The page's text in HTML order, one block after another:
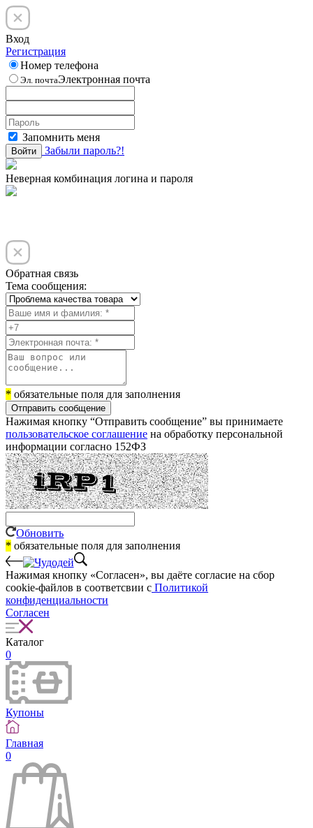
Вход
Регистрация
Номер телефона
Эл. почтаЭлектронная почта
Запомнить меня
Войти Забыли пароль?!
Неверная комбинация логина и пароля
Обратная связь
Тема сообщения:
* обязательные поля для заполнения
Отправить сообщение
Нажимая кнопку “Отправить сообщение” вы принимаете
пользовательское соглашение на обработку персональной
информации согласно 152ФЗ
Обновить
* обязательные поля для заполнения
Нажимая кнопку «Согласен», вы даёте cогласие на сбор
cookie-файлов в соответсвии с Политикой
конфиденциальности
Согласен
Каталог
0
Купоны
Главная
0